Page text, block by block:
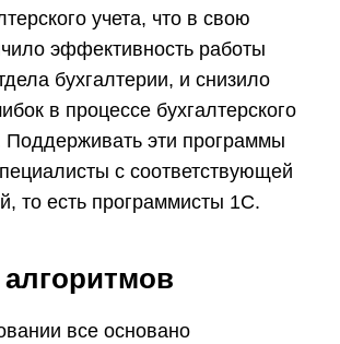
учета, что в свою
эффективность работы
бухгалтерии, и снизило
в процессе бухгалтерского
Поддерживать эти программы
с соответствующей
то есть программисты 1С.
все основано